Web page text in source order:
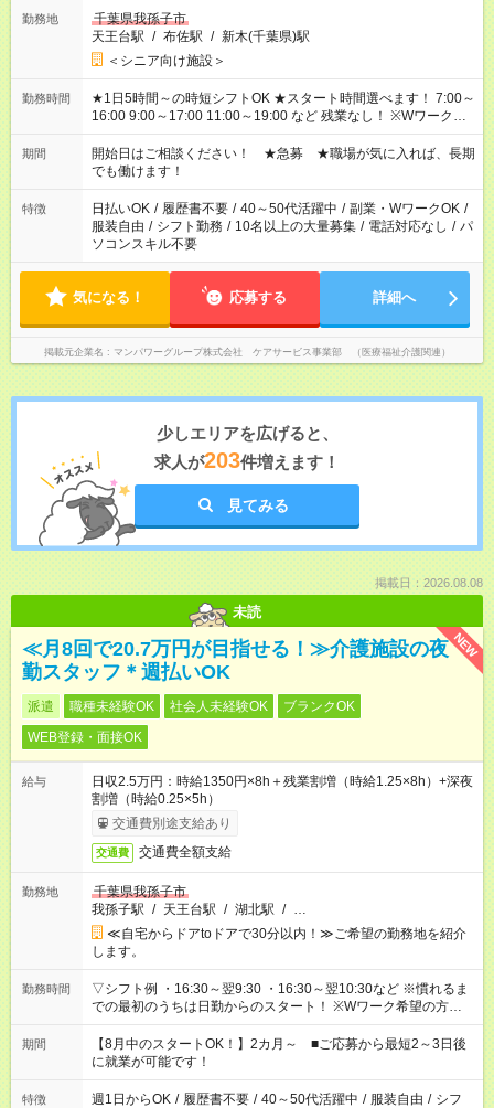
勤務地
千葉県我孫子市
天王台駅 / 布佐駅 / 新木(千葉県)駅
＜シニア向け施設＞
勤務時間
★1日5時間～の時短シフトOK ★スタート時間選べます！ 7:00～
16:00 9:00～17:00 11:00～19:00 など 残業なし！ ※Wワークの
場合、他のお仕事と合わせ週40時間超の就業はご案内できませ
ん ※法令に基づき、週20時間以上勤務は社会保険への加入対象
となります ※労働者派遣法（日雇い派遣の原則禁止）により、
短時間・短期間の就業はご案内が難しい場合があります
期間
開始日はご相談ください！ ★急募 ★職場が気に入れば、長期
でも働けます！
特徴 日払いOK / 履歴書不要 / 40～50代活躍中 / 副業・WワークOK /
服装自由 / シフト勤務 / 10名以上の大量募集 / 電話対応なし / パ
ソコンスキル不要
気になる！ 応募する 詳細へ
掲載元企業名 マンパワーグループ株式会社 ケアサービス事業部 （医療福祉介護関連）
少しエリアを広げると、
求人が203件増えます！
見てみる
掲載日：2026.08.08
未読
NEW
≪月8回で20.7万円が目指せる！≫介護施設の夜
勤スタッフ＊週払いOK
派遣 職種未経験OK 社会人未経験OK
ブランクOK
WEB登録・面接OK
給与
日収2.5万円：時給1350円×8h＋残業割増（時給1.25×8h）+深夜
割増（時給0.25×5h）
交通費別途支給あり
交通費 交通費全額支給
勤務地
千葉県我孫子市
我孫子駅 / 天王台駅 / 湖北駅 / …
≪自宅からドアtoドアで30分以内！≫ご希望の勤務地を紹介
します。
勤務時間
▽シフト例 ・16:30～翌9:30 ・16:30～翌10:30など ※慣れるま
での最初のうちは日勤からのスタート！ ※Wワーク希望の方へ
複数就業の場合は、合計40時間以内。
期間
【8月中のスタートOK！】2カ月～ ■ご応募から最短2～3日後
に就業が可能です！
特徴 週1日からOK / 履歴書不要 / 40～50代活躍中 / 服装自由 / シフ